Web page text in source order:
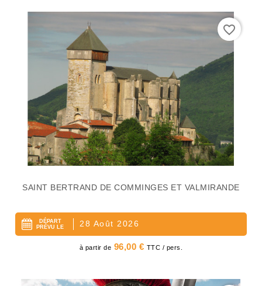
SAINT BERTRAND DE COMMINGES ET VALMIRANDE
DÉPART
PRÉVU LE
28 Août 2026
Prix
à partir de 96,00 € TTC / pers.
favorite_border